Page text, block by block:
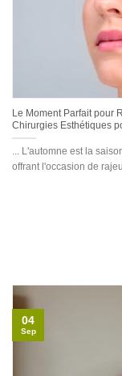
Le Moment Parfait pour
Chirurgies Esthétiques
... L'automne est la
offrant l'occasion de
04
Sep